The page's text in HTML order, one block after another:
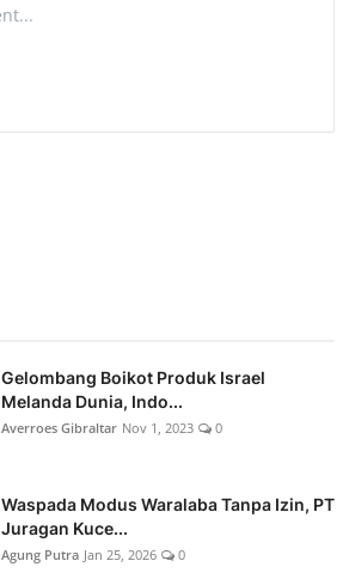
Gelombang Boikot Produk Israel
Melanda Dunia, Indo...
Averroes Gibraltar Nov 1, 2023 0
Waspada Modus Waralaba Tanpa Izin, PT
Juragan Kuce...
Agung Putra Jan 25, 2026 0